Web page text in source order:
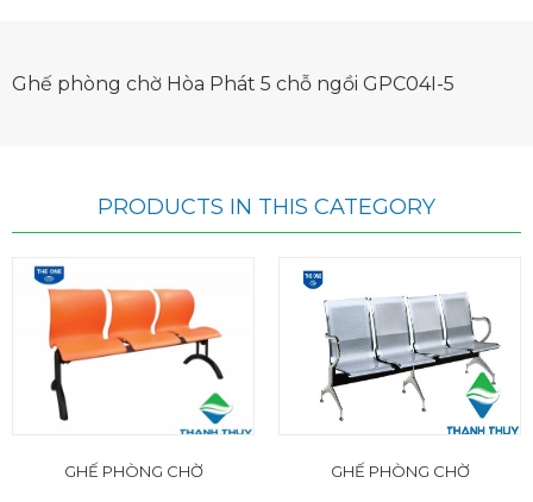
Ghế phòng chờ Hòa Phát 5 chỗ ngồi GPC04I-5
PRODUCTS IN THIS CATEGORY
GHẾ PHÒNG CHỜ GHẾ PHÒNG CHỜ